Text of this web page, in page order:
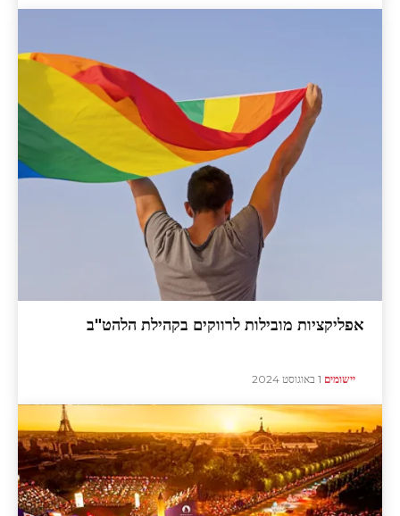
אפליקציות מובילות לרווקים בקהילת הלהט"ב
יישומים 1 באוגוסט 2024